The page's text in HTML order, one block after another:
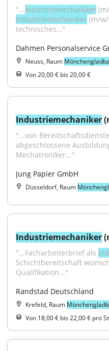
"...Industriemechaniker
Industriemechaniker (m/
technisches..."
Dahmen Personalservice
Neuss, Raum
Von 20,00 € bis 20,00 €
Industriemechaniker
"...von
abgeschlossene
Mechatroniker..."
Jung Papier GmbH
Düsseldorf, Raum
Industriemechaniker
"...Facharbeiterbrief als
Schichtbereitschaft
Qualifikation..."
Randstad Deutschland
Krefeld, Raum
Von 18,00 € bis 22,00 € pro